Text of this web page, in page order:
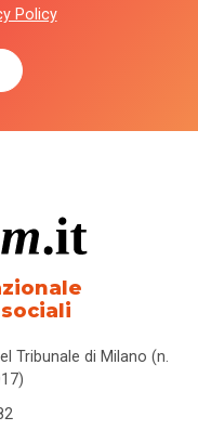
Policy
Tribunale di Milano (n.